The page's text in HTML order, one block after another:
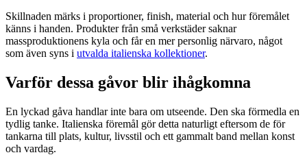
Skillnaden märks i proportioner, finish, material och hur föremålet
känns i handen. Produkter från små verkstäder saknar
massproduktionens kyla och får en mer personlig närvaro, något
som även syns i utvalda italienska kollektioner.
Varför dessa gåvor blir ihågkomna
En lyckad gåva handlar inte bara om utseende. Den ska förmedla en
tydlig tanke. Italienska föremål gör detta naturligt eftersom de för
tankarna till plats, kultur, livsstil och ett gammalt band mellan konst
och vardag.